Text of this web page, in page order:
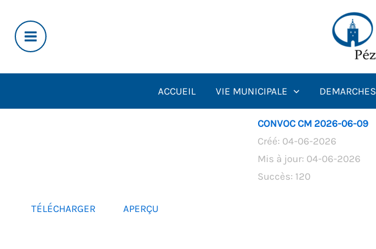
contenu
ACCUEIL VIE MUNICIPALE DEMARCHES
CONVOC CM 2026-06-09
Créé: 04-06-2026
Mis à jour: 04-06-2026
Succès: 120
TÉLÉCHARGER APERÇU